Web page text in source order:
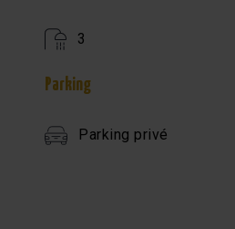
3
Parking
Parking privé